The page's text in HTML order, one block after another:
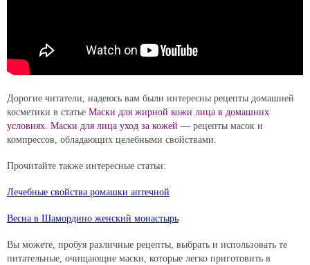
Дорогие читатели, надеюсь вам были интересны рецепты домашней
косметики в статье Маски для жирной кожи лица в домашних
условиях. Маски для лица уход за кожей — рецепты масок и
компрессов, обладающих целебными свойствами.
Прочитайте также интересные статьи:
Лечебные свойства ромашки аптечной
Весна в Шамордино женский монастырь
Вы можете, пробуя различные рецепты, выбрать и использовать те
питательные, очищающие маски, которые легко приготовить в